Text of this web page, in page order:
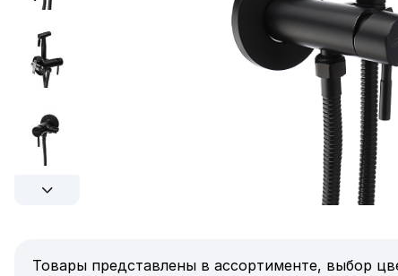
Товары представлены в ассортименте, выбор